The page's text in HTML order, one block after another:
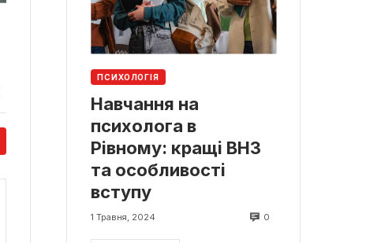
ПСИХОЛОГІЯ
Навчання на
психолога в
Рівному: кращі ВНЗ
та особливості
вступу
1 Травня, 2024 0